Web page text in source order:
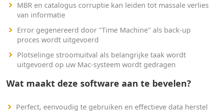
MBR en catalogus corruptie kan leiden tot massale verlies
van informatie
Error gegenereerd door "Time Machine" als back-up
proces wordt uitgevoerd
Plotselinge stroomuitval als belangrijke taak wordt
uitgevoerd op uw Mac-systeem wordt gedragen
Wat maakt deze software aan te bevelen?
Perfect, eenvoudig te gebruiken en effectieve data herstel